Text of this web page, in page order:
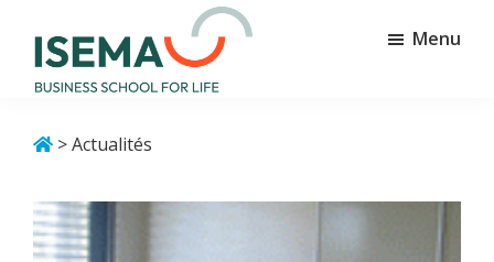
contenu
principal
pied
school
for
Menu
> Actualités